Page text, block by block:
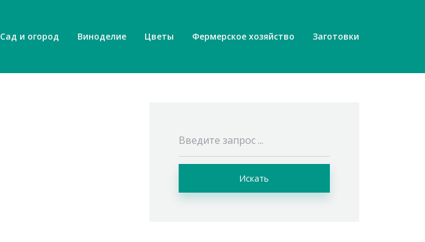
Сад и огород Виноделие Цветы Фермерское хозяйство Заготовки
Искать